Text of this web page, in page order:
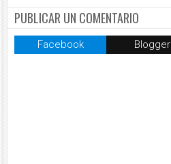
PUBLICAR UN COMENTARIO
Facebook Blogger